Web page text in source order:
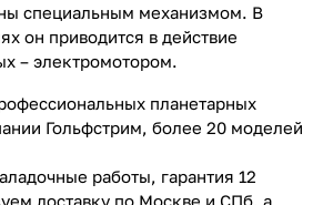
специальным механизмом. В
он приводится в действие
– электромотором.
планетарных
Гольфстрим, более 20 моделей
работы, гарантия 12
доставку по Москве и СПб, а